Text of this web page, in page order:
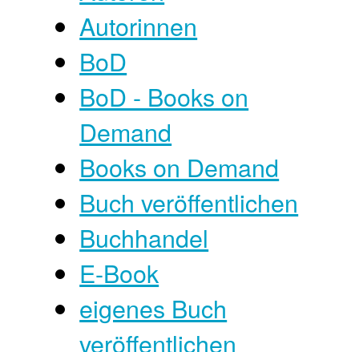
Autorinnen
BoD
BoD - Books on
Demand
Books on Demand
Buch veröffentlichen
Buchhandel
E-Book
eigenes Buch
veröffentlichen